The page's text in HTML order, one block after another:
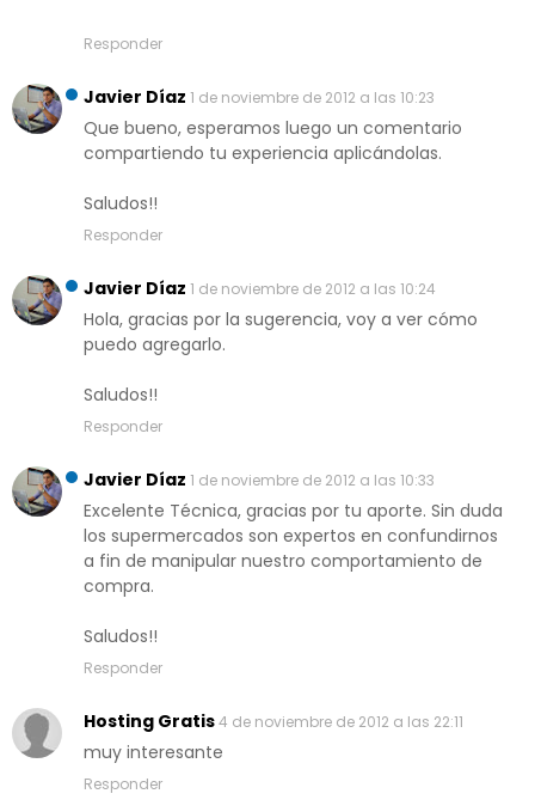
Responder
Javier Díaz 1 de noviembre de 2012 a las 10:23
Que bueno, esperamos luego un comentario
compartiendo tu experiencia aplicándolas.
Saludos!!
Responder
Javier Díaz 1 de noviembre de 2012 a las 10:24
Hola, gracias por la sugerencia, voy a ver cómo
puedo agregarlo.
Saludos!!
Responder
Javier Díaz 1 de noviembre de 2012 a las 10:33
Excelente Técnica, gracias por tu aporte. Sin duda
los supermercados son expertos en confundirnos
a fin de manipular nuestro comportamiento de
compra.
Saludos!!
Responder
Hosting Gratis4 de noviembre de 2012 a las 22:11
muy interesante
Responder